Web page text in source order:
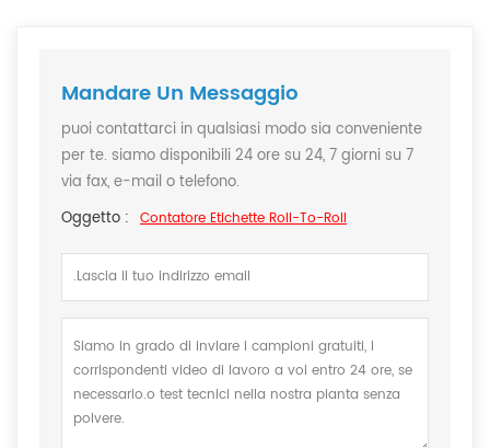
Mandare Un Messaggio
puoi contattarci in qualsiasi modo sia conveniente
per te. siamo disponibili 24 ore su 24, 7 giorni su 7
via fax, e-mail o telefono.
Oggetto : Contatore Etichette Roll-To-Roll